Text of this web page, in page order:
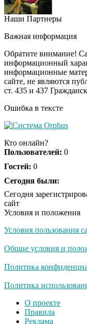
Этот
Ролик
будете
Сериал
и
Наши Партнеры
Важная информация
Обратите внимание!
информационный
информационные
сайте, не являются
ст. 435 и 437
Ошибка в тексте
Кто онлайн?
Пользователей: 0
Гостей: 0
Сегодня были:
Сегодня
сайт
Условия и положения
Условия пользования
Общие условия и
Политика
Политика
О проекте
Правила
Реклама